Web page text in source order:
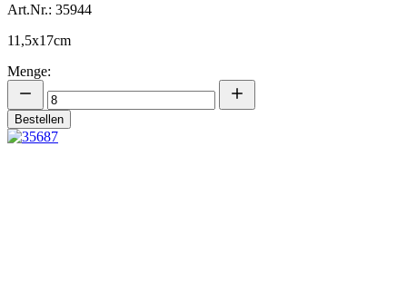
Art.Nr.: 35944
11,5x17cm
Menge:
Bestellen